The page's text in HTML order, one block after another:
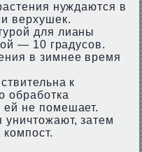
нуждаются в
верхушек.
для лианы
— 10 градусов.
в зимнее время
к
обработка
не помешает.
затем